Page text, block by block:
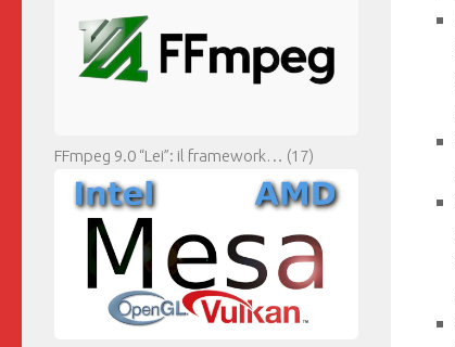
FFmpeg 9.0 “Lei”: il framework… (17)